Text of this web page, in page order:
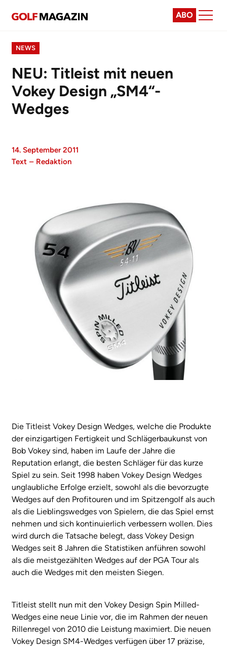
ABO
NEWS
NEU: Titleist mit neuen
Vokey Design „SM4“-
Wedges
14. September 2011
Text – Redaktion
Die Titleist Vokey Design Wedges, welche die Produkte
der einzigartigen Fertigkeit und Schlägerbaukunst von
Bob Vokey sind, haben im Laufe der Jahre die
Reputation erlangt, die besten Schläger für das kurze
Spiel zu sein. Seit 1998 haben Vokey Design Wedges
unglaubliche Erfolge erzielt, sowohl als die bevorzugte
Wedges auf den Profitouren und im Spitzengolf als auch
als die Lieblingswedges von Spielern, die das Spiel ernst
nehmen und sich kontinuierlich verbessern wollen. Dies
wird durch die Tatsache belegt, dass Vokey Design
Wedges seit 8 Jahren die Statistiken anführen sowohl
als die meistgezählten Wedges auf der PGA Tour als
auch die Wedges mit den meisten Siegen.
Titleist stellt nun mit den Vokey Design Spin Milled-
Wedges eine neue Linie vor, die im Rahmen der neuen
Rillenregel von 2010 die Leistung maximiert. Die neuen
Vokey Design SM4-Wedges verfügen über 17 präzise,